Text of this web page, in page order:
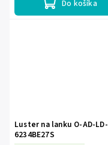
Do košíka
Luster na lanku O-AD-LD-
6234BE27S